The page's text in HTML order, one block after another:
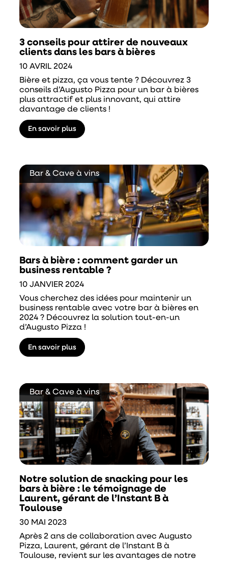
3 conseils pour attirer de nouveaux
clients dans les bars à bières
10 AVRIL 2024
Bière et pizza, ça vous tente ? Découvrez 3
conseils d’Augusto Pizza pour un bar à bières
plus attractif et plus innovant, qui attire
davantage de clients !
En savoir plus
Bar & Cave à vins
Bars à bière : comment garder un
business rentable ?
10 JANVIER 2024
Vous cherchez des idées pour maintenir un
business rentable avec votre bar à bières en
2024 ? Découvrez la solution tout-en-un
d’Augusto Pizza !
En savoir plus
Bar & Cave à vins
Notre solution de snacking pour les
bars à bière : le témoignage de
Laurent, gérant de l’Instant B à
Toulouse
30 MAI 2023
Après 2 ans de collaboration avec Augusto
Pizza, Laurent, gérant de l’Instant B à
Toulouse, revient sur les avantages de notre